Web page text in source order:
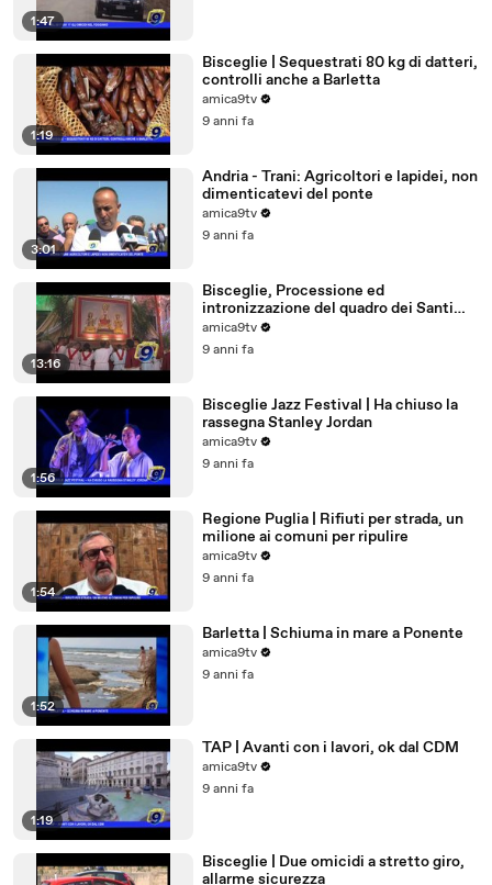
1:47
1:19
Bisceglie | Sequestrati 80 kg di datteri,
controlli anche a Barletta
amica9tv
9 anni fa
3:01
Andria - Trani: Agricoltori e lapidei, non
dimenticatevi del ponte
amica9tv
9 anni fa
13:16
Bisceglie, Processione ed
intronizzazione del quadro dei Santi
Martiri
amica9tv
9 anni fa
1:56
Bisceglie Jazz Festival | Ha chiuso la
rassegna Stanley Jordan
amica9tv
9 anni fa
1:54
Regione Puglia | Rifiuti per strada, un
milione ai comuni per ripulire
amica9tv
9 anni fa
1:52
Barletta | Schiuma in mare a Ponente
amica9tv
9 anni fa
1:19
TAP | Avanti con i lavori, ok dal CDM
amica9tv
9 anni fa
Bisceglie | Due omicidi a stretto giro,
allarme sicurezza